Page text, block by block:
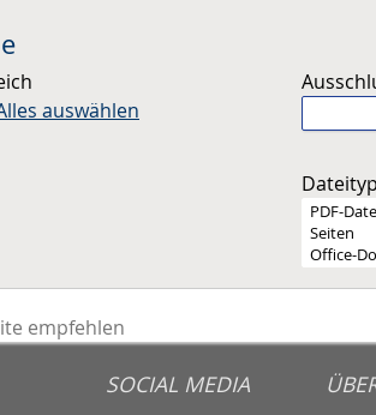
auswählen
Dateityp
empfehlen
SOCIAL MEDIA